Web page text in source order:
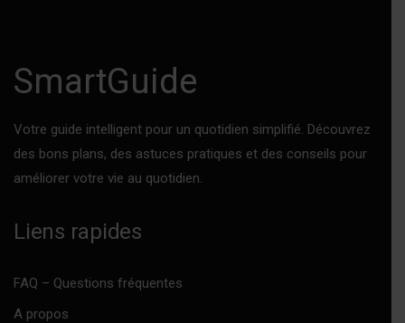
SmartGuide
Votre guide intelligent pour un quotidien simplifié. Découvrez
des bons plans, des astuces pratiques et des conseils pour
améliorer votre vie au quotidien.
Liens rapides
FAQ – Questions fréquentes
A propos